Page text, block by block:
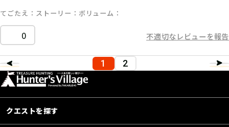
てごたえ ストーリー ボリューム
0 不適切なレビューを報告
1 2
クエストを探す